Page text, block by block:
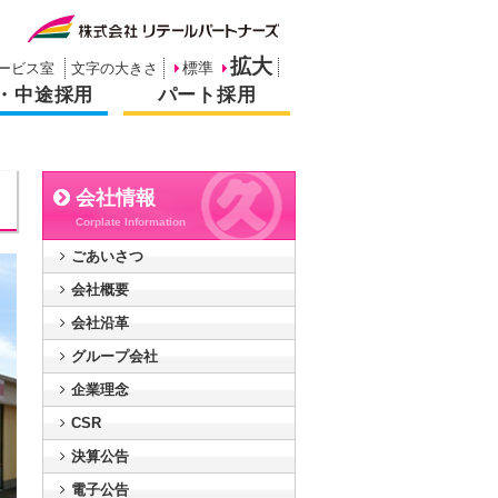
ビス室 文字の大きさ 標準 拡大
中途採用 パート採用
会社情報
Corplate Information
ごあいさつ
会社概要
会社沿革
グループ会社
企業理念
CSR
決算公告
電子公告